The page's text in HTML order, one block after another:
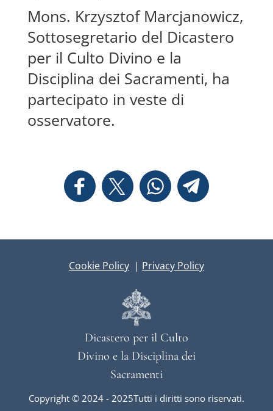
Mons. Krzysztof Marcjanowicz,
Sottosegretario del Dicastero
per il Culto Divino e la
Disciplina dei Sacramenti, ha
partecipato in veste di
osservatore.
Cookie Policy | Privacy Policy
Dicastero per il Culto
Divino e la Disciplina dei
Sacramenti
Copyright © 2024 - 2025Tutti i diritti sono riservati.